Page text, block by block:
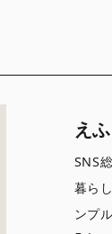
え
SNS
暮ら
ンプ